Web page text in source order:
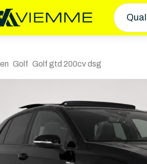
Golf Golf gtd 200cv dsg